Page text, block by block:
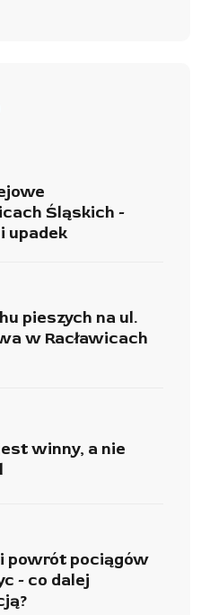
Śląskich -
upadek
pieszych na ul.
w Racławicach
winny, a nie
powrót pociągów
- co dalej